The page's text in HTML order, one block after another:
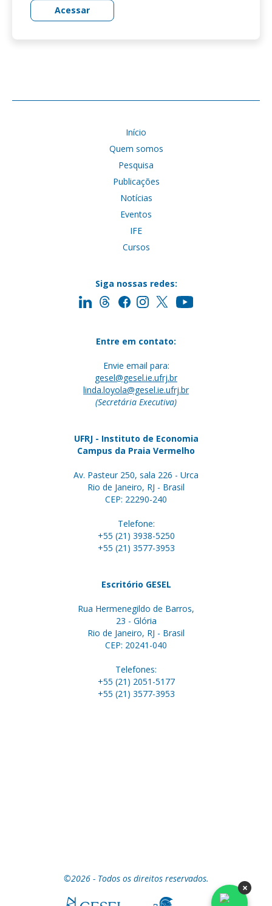
Acessar
Início
Quem somos
Pesquisa
Publicações
Notícias
Eventos
IFE
Cursos
Siga nossas redes:
Entre em contato:
Envie email para:
gesel@gesel.ie.ufrj.br
linda.loyola@gesel.ie.ufrj.br
(Secretária Executiva)
UFRJ - Instituto de Economia
Campus da Praia Vermelho
Av. Pasteur 250, sala 226 - Urca
Rio de Janeiro, RJ - Brasil
CEP: 22290-240
Telefone:
+55 (21) 3938-5250
+55 (21) 3577-3953
Escritório GESEL
Rua Hermenegildo de Barros,
23 - Glória
Rio de Janeiro, RJ - Brasil
CEP: 20241-040
Telefones:
+55 (21) 2051-5177
+55 (21) 3577-3953
©2026 - Todos os direitos reservados.
×